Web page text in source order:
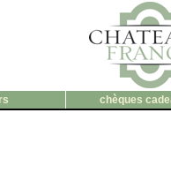
chèques